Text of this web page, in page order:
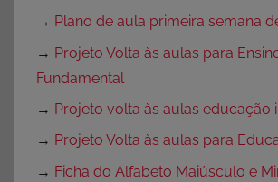
→ Plano de aula primeira semana
→ Projeto Volta às aulas para
Fundamental
→ Projeto volta às aulas educação
→ Projeto Volta às aulas para
→ Ficha do Alfabeto Maiúsculo e